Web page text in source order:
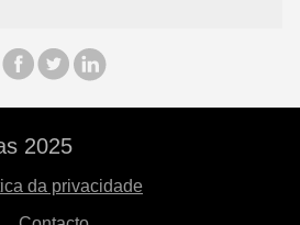
2025
da privacidade